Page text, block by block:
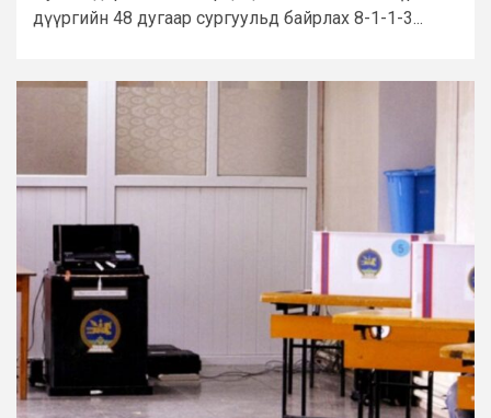
дүүргийн 48 дугаар сургуульд байрлах 8-1-1-3...